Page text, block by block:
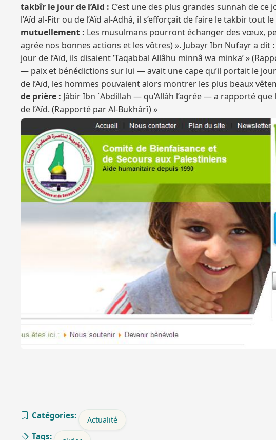
takbîr le jour de l’Aid : C’est une des plus grandes sunnah de
l’Aïd al-Fitr ou de l’Aïd al-Adhâ, il s’efforçait de faire le takbir tout
mutuellement : Les musulmans pourront échanger des vœux,
agrée nos bonnes actions et les vôtres) ». Jubayr Ibn Nufayr a
jour de l’Aïd, ils disaient ’Taqabbal Allâhu minnâ wa minka’ »
— paix et bénédictions sur lui — avait une cape qu’il portait le
de l’Aïd, les hommes pouvaient alors montrer les plus beaux
de prière : Jâbir Ibn `Abdillah — qu’Allâh l’agrée — a rapporté
de l’Aïd. (Rapporté par Al-Bukhârî) »
Catégories: Actualité
Tags: